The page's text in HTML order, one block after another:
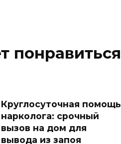
понравиться
Круглосуточная помощь
нарколога: срочный
вызов на дом для
вывода из запоя